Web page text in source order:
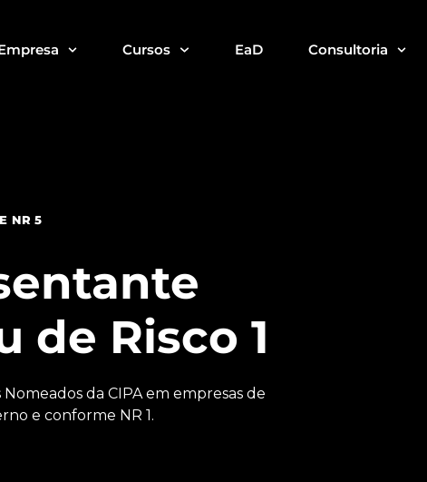
Cursos EaD Consultoria
NR 5
de Risco 1
da CIPA em empresas de
e conforme NR 1.